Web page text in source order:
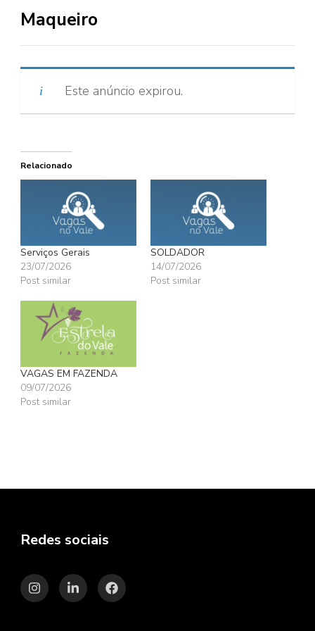
Maqueiro
Este anúncio expirou.
Relacionado
Serviços Gerais
23/07/2026
Post similar
SOLDADOR
14/07/2026
Post similar
VAGAS EM FAZENDA
09/07/2026
Post similar
Redes sociais